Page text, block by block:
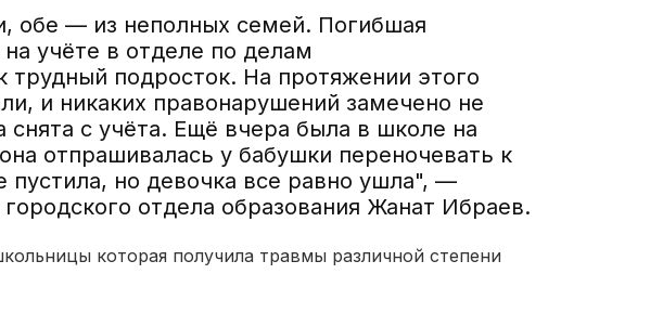
обе — из неполных семей. Погибшая
учёте в отделе по делам
трудный подросток. На протяжении этого
и никаких правонарушений замечено не
снята с учёта. Ещё вчера была в школе на
отпрашивалась у бабушки переночевать к
пустила, но девочка все равно ушла", —
городского отдела образования Жанат Ибраев.
которая получила травмы различной степени